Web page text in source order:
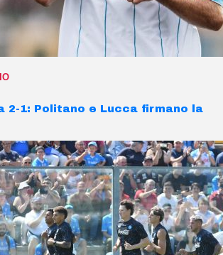
2-1: Politano e Lucca firmano la